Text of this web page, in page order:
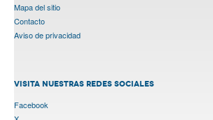
Mapa del sitio
Contacto
Aviso de privacidad
VISITA NUESTRAS REDES SOCIALES
Facebook